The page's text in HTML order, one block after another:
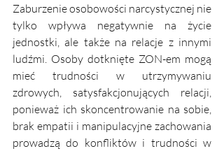
Zaburzenie osobowości narcystycznej nie
tylko wpływa negatywnie na życie
jednostki, ale także na relacje z innymi
ludźmi. Osoby dotknięte ZON-em mogą
mieć trudności w utrzymywaniu
zdrowych, satysfakcjonujących relacji,
ponieważ ich skoncentrowanie na sobie,
brak empatii i manipulacyjne zachowania
prowadzą do konfliktów i trudności w